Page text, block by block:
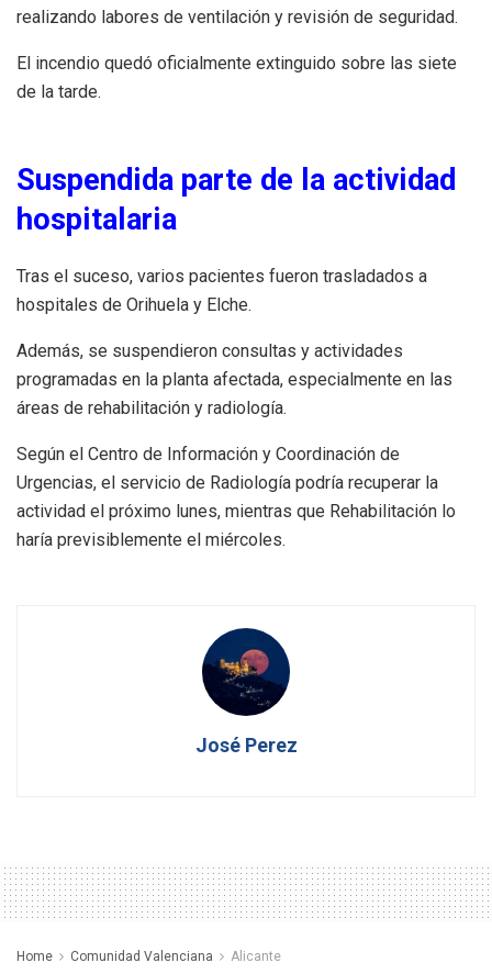
realizando labores de ventilación y revisión de seguridad.
El incendio quedó oficialmente extinguido sobre las siete
de la tarde.
Suspendida parte de la actividad
hospitalaria
Tras el suceso, varios pacientes fueron trasladados a
hospitales de Orihuela y Elche.
Además, se suspendieron consultas y actividades
programadas en la planta afectada, especialmente en las
áreas de rehabilitación y radiología.
Según el Centro de Información y Coordinación de
Urgencias, el servicio de Radiología podría recuperar la
actividad el próximo lunes, mientras que Rehabilitación lo
haría previsiblemente el miércoles.
José Perez
Home Comunidad Valenciana Alicante